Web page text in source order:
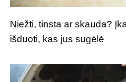
Niežti, tinsta ar skauda?
išduoti, kas jus sugėlė